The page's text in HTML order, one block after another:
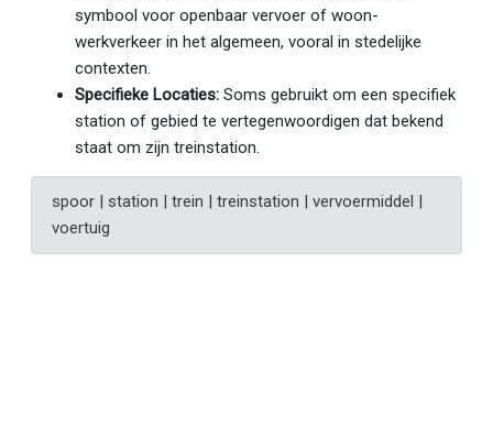
symbool voor openbaar vervoer of woon-
werkverkeer in het algemeen, vooral in stedelijke
contexten.
Specifieke Locaties: Soms gebruikt om een specifiek
station of gebied te vertegenwoordigen dat bekend
staat om zijn treinstation.
spoor | station | trein | treinstation | vervoermiddel |
voertuig